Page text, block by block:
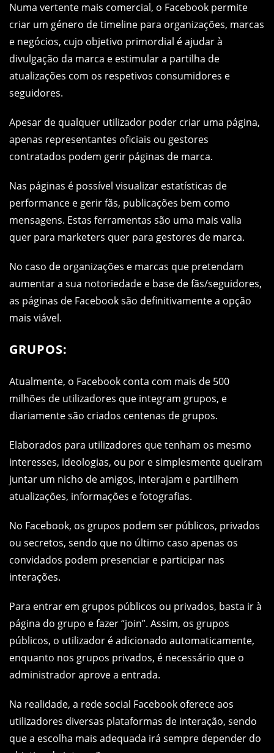
Numa vertente mais comercial, o Facebook permite
criar um género de timeline para organizações, marcas
e negócios, cujo objetivo primordial é ajudar à
divulgação da marca e estimular a partilha de
atualizações com os respetivos consumidores e
seguidores.
Apesar de qualquer utilizador poder criar uma página,
apenas representantes oficiais ou gestores
contratados podem gerir páginas de marca.
Nas páginas é possível visualizar estatísticas de
performance e gerir fãs, publicações bem como
mensagens. Estas ferramentas são uma mais valia
quer para marketers quer para gestores de marca.
No caso de organizações e marcas que pretendam
aumentar a sua notoriedade e base de fãs/seguidores,
as páginas de Facebook são definitivamente a opção
mais viável.
GRUPOS:
Atualmente, o Facebook conta com mais de 500
milhões de utilizadores que integram grupos, e
diariamente são criados centenas de grupos.
Elaborados para utilizadores que tenham os mesmo
interesses, ideologias, ou por e simplesmente queiram
juntar um nicho de amigos, interajam e partilhem
atualizações, informações e fotografias.
No Facebook, os grupos podem ser públicos, privados
ou secretos, sendo que no último caso apenas os
convidados podem presenciar e participar nas
interações.
Para entrar em grupos públicos ou privados, basta ir à
página do grupo e fazer “join”. Assim, os grupos
públicos, o utilizador é adicionado automaticamente,
enquanto nos grupos privados, é necessário que o
administrador aprove a entrada.
Na realidade, a rede social Facebook oferece aos
utilizadores diversas plataformas de interação, sendo
que a escolha mais adequada irá sempre depender do